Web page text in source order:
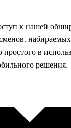
к нашей
в
решения.